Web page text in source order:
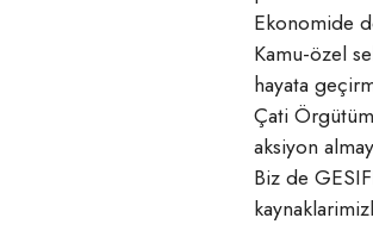
Ekonomide
Kamu-özel
hayata
Çati
aksiyon
Biz de